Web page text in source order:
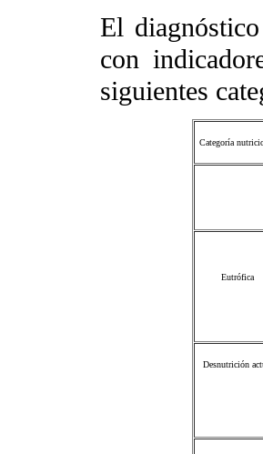
El
con
siguientes
Categoría
Eutrófica
Desnutrición